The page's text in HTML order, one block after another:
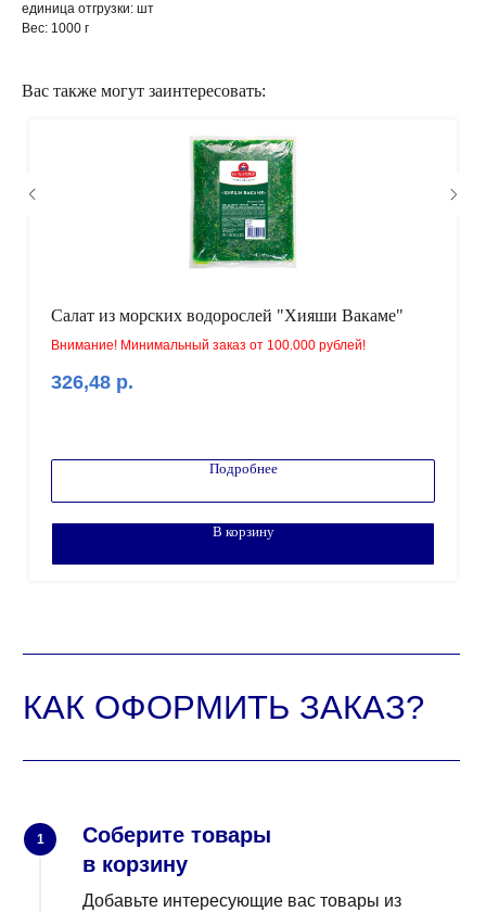
единица отгрузки: шт
Вес: 1000 г
Вас также могут заинтересовать:
Салат из морских водорослей "Хияши Вакаме"
Внимание! Минимальный заказ от 100.000 рублей!
326,48 р.
Подробнее
В корзину
КАК ОФОРМИТЬ ЗАКАЗ?
1
Соберите товары
в корзину
Добавьте интересующие вас товары из